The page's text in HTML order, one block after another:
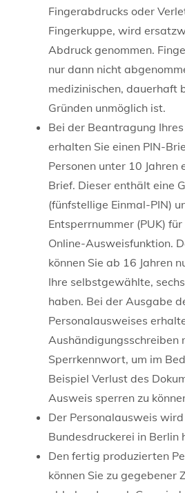
Fingerabdrucks oder
Fingerkuppe, wird
Abdruck genommen.
nur dann nicht
medizinischen, dauerhaft
Gründen unmöglich ist.
Bei der Beantragung Ihres
erhalten Sie einen PIN-
Personen unter 10 Jahren
Brief. Dieser enthält eine
(fünfstellige Einmal-PIN)
Entsperrnummer (PUK) für
Online-Ausweisfunktion.
können Sie ab 16 Jahren
Ihre selbstgewählte,
haben. Bei der Ausgabe
Personalausweises
Aushändigungsschreiben
Sperrkennwort, um im
Beispiel Verlust des
Ausweis sperren zu
Der Personalausweis
Bundesdruckerei in Berlin
Den fertig produzierten
können Sie zu gegebener